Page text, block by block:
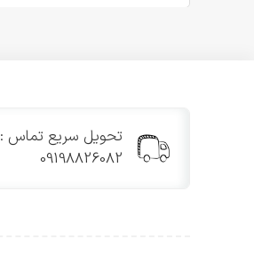
تحویل سریع تماس :
09198826082